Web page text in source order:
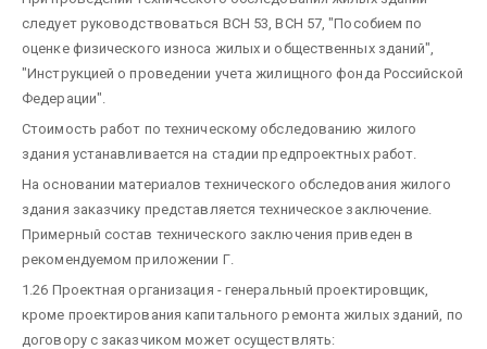
следует руководствоваться ВСН 53, ВСН 57, "Пособием по
оценке физического износа жилых и общественных зданий",
"Инструкцией о проведении учета жилищного фонда Российской
Федерации".
Стоимость работ по техническому обследованию жилого
здания устанавливается на стадии предпроектных работ.
На основании материалов технического обследования жилого
здания заказчику представляется техническое заключение.
Примерный состав технического заключения приведен в
рекомендуемом приложении Г.
1.26 Проектная организация - генеральный проектировщик,
кроме проектирования капитального ремонта жилых зданий, по
договору с заказчиком может осуществлять: